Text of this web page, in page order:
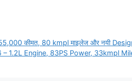
कीमत, 80 kmpl माइलेज और नयी
1.2L Engine, 83PS Power, 33kmpl